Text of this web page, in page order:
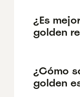
¿Es
golden
¿Cómo
golden